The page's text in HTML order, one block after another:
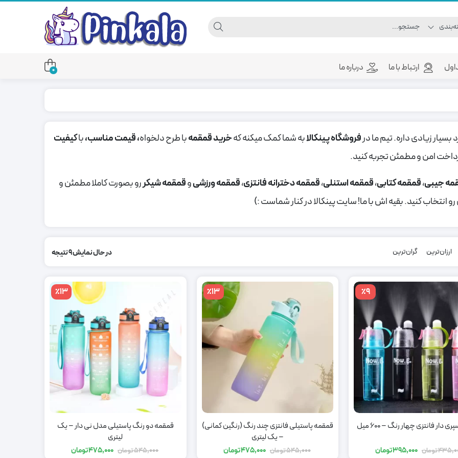
ارتباط با ما درباره ما 0
بسیار زیادی داره. تیم ما درفروشگاه پینکالابه شما کمک میکنه کهخریدقمقمهبا طرح دلخواه، قیمت مناسب،باکیفیت
امن و مطمئن تجربه کنید.
جیبی،قمقمه کتابی،قمقمه استنلی،قمقمه دخترانه فانتزی،قمقمه ورزشیوقمقمه شیکررو بصورت کاملا مطمئن و
کنید. بقیه اش با ما! سایت پینکالا در کنار شماست :)
ارزان‌ترین گران‌ترین در حال نمایش 9 نتیجه
٪9
دار فانتزی چهار رنگ – 600 میل
تومان 395,000تومان
٪13
قمقمه پاستیلی فانتزی چند رنگ (رنگین کمانی)
– یک لیتری
545,000تومان 475,000تومان
٪13
قمقمه دو رنگ پاستیلی مدل نی دار – یک
لیتری
545,000تومان 475,000تومان